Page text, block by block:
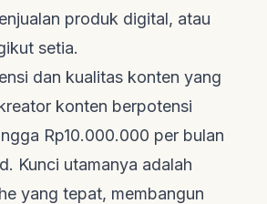
produk digital, atau
setia.
dan kualitas konten yang
konten berpotensi
Rp10.000.000 per bulan
. Kunci utamanya adalah
yang tepat, membangun